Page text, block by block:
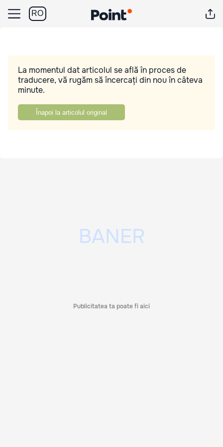
RO
La momentul dat articolul se află în proces de
traducere, vă rugăm să încercați din nou în câteva
minute.
Înapoi la articolul original
Publicitatea ta poate fi aici